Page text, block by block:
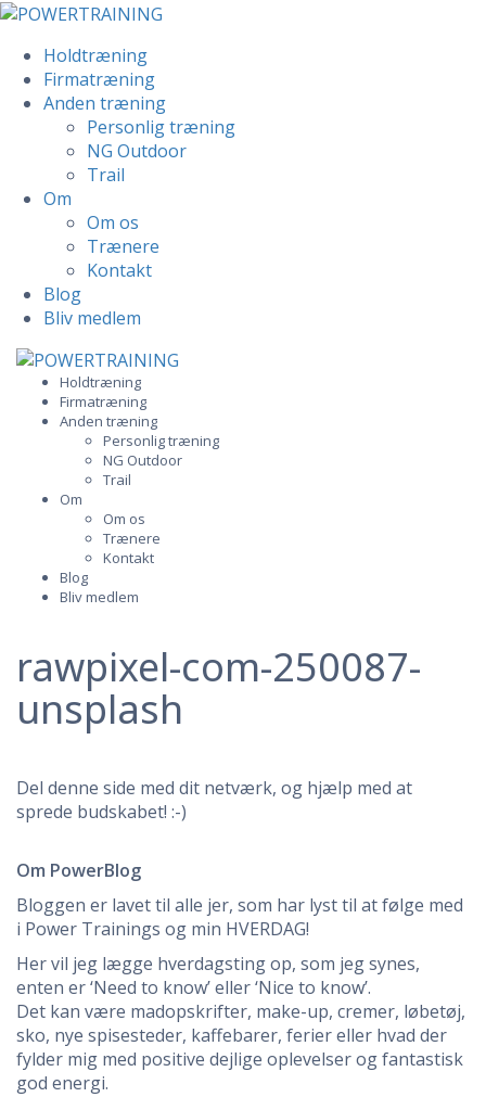
Holdtræning
Firmatræning
Anden træning
Personlig træning
NG Outdoor
Trail
Om
Om os
Trænere
Kontakt
Blog
Bliv medlem
Skip
content
Holdtræning
Firmatræning
Anden træning
Personlig træning
NG Outdoor
Trail
Om
Om os
Trænere
Kontakt
Blog
Bliv medlem
rawpixel-com-250087-
unsplash
Del denne side med dit netværk, og hjælp med at
sprede budskabet! :-)
Om PowerBlog
Bloggen er lavet til alle jer, som har lyst til at følge med
i Power Trainings og min HVERDAG!
Her vil jeg lægge hverdagsting op, som jeg synes,
enten er ‘Need to know’ eller ‘Nice to know’.
Det kan være madopskrifter, make-up, cremer, løbetøj,
sko, nye spisesteder, kaffebarer, ferier eller hvad der
fylder mig med positive dejlige oplevelser og fantastisk
god energi.